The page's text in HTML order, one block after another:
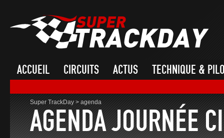
ACCUEIL CIRCUITS ACTUS TECHNIQUE &
Super TrackDay>agenda
AGENDA JOURNÉE